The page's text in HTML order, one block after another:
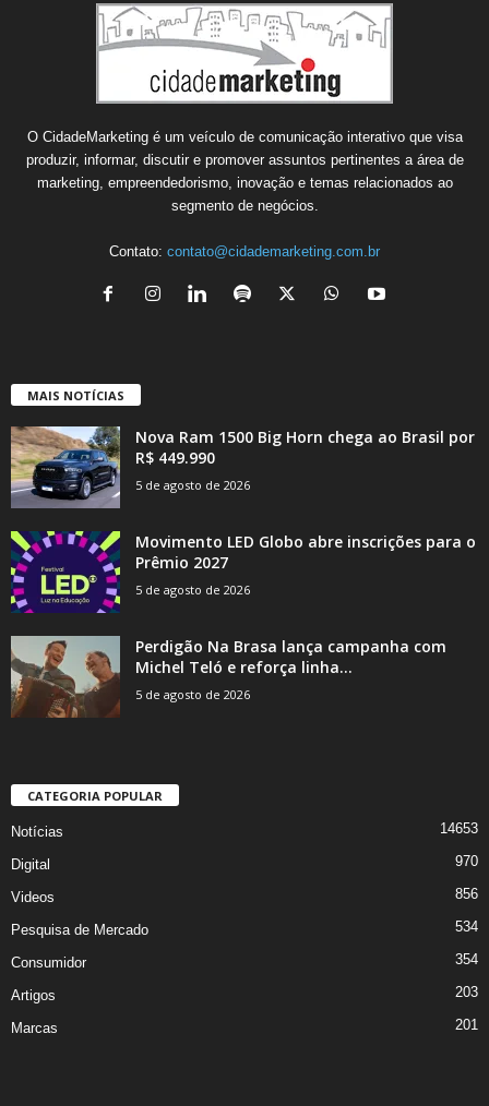
O CidadeMarketing é um veículo de comunicação interativo que visa
produzir, informar, discutir e promover assuntos pertinentes a área de
marketing, empreendedorismo, inovação e temas relacionados ao
segmento de negócios.
Contato: contato@cidademarketing.com.br
MAIS NOTÍCIAS
Nova Ram 1500 Big Horn chega ao Brasil por
R$ 449.990
5 de agosto de 2026
Movimento LED Globo abre inscrições para o
Prêmio 2027
5 de agosto de 2026
Perdigão Na Brasa lança campanha com
Michel Teló e reforça linha...
5 de agosto de 2026
CATEGORIA POPULAR
Notícias 14653
Digital 970
Videos 856
Pesquisa de Mercado 534
Consumidor 354
Artigos 203
Marcas 201